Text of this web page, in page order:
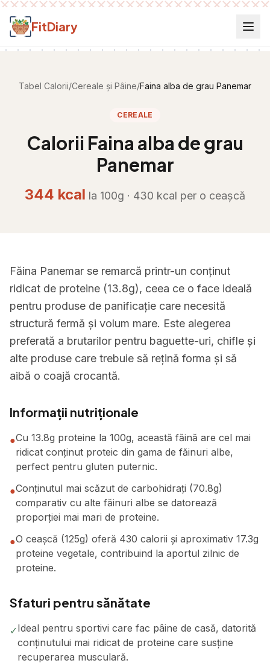
Salt la conținut
FitDiary
Tabel Calorii/Cereale și Pâine/Faina alba de grau Panemar
CEREALE
Calorii Faina alba de grau
Panemar
344 kcal la 100g · 430 kcal per o ceașcă
Făina Panemar se remarcă printr-un conținut
ridicat de proteine (13.8g), ceea ce o face ideală
pentru produse de panificație care necesită
structură fermă și volum mare. Este alegerea
preferată a brutarilor pentru baguette-uri, chifle și
alte produse care trebuie să rețină forma și să
aibă o coajă crocantă.
Informații nutriționale
●Cu 13.8g proteine la 100g, această făină are cel mai
ridicat conținut proteic din gama de făinuri albe,
perfect pentru gluten puternic.
●Conținutul mai scăzut de carbohidrați (70.8g)
comparativ cu alte făinuri albe se datorează
proporției mai mari de proteine.
●O ceașcă (125g) oferă 430 calorii și aproximativ 17.3g
proteine vegetale, contribuind la aportul zilnic de
proteine.
Sfaturi pentru sănătate
✓Ideal pentru sportivi care fac pâine de casă, datorită
conținutului mai ridicat de proteine care susține
recuperarea musculară.